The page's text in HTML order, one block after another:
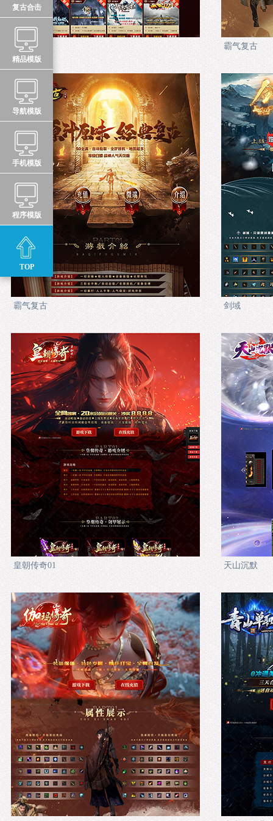
游戏中心 霸气复古
霸气复古 剑域
皇朝传奇01 天山沉默
复古合击
精品模版
导航模版
手机模版
程序模版
TOP